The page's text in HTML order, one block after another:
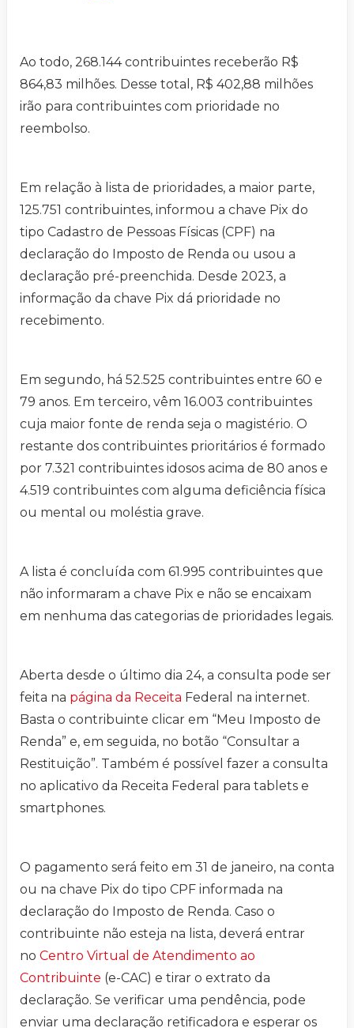
Ao todo, 268.144 contribuintes receberão R$
864,83 milhões. Desse total, R$ 402,88 milhões
irão para contribuintes com prioridade no
reembolso.
Em relação à lista de prioridades, a maior parte,
125.751 contribuintes, informou a chave Pix do
tipo Cadastro de Pessoas Físicas (CPF) na
declaração do Imposto de Renda ou usou a
declaração pré-preenchida. Desde 2023, a
informação da chave Pix dá prioridade no
recebimento.
Em segundo, há 52.525 contribuintes entre 60 e
79 anos. Em terceiro, vêm 16.003 contribuintes
cuja maior fonte de renda seja o magistério. O
restante dos contribuintes prioritários é formado
por 7.321 contribuintes idosos acima de 80 anos e
4.519 contribuintes com alguma deficiência física
ou mental ou moléstia grave.
A lista é concluída com 61.995 contribuintes que
não informaram a chave Pix e não se encaixam
em nenhuma das categorias de prioridades legais.
Aberta desde o último dia 24, a consulta pode ser
feita na página da Receita Federal na internet.
Basta o contribuinte clicar em “Meu Imposto de
Renda” e, em seguida, no botão “Consultar a
Restituição”. Também é possível fazer a consulta
no aplicativo da Receita Federal para tablets e
smartphones.
O pagamento será feito em 31 de janeiro, na conta
ou na chave Pix do tipo CPF informada na
declaração do Imposto de Renda. Caso o
contribuinte não esteja na lista, deverá entrar
no Centro Virtual de Atendimento ao
Contribuinte (e-CAC) e tirar o extrato da
declaração. Se verificar uma pendência, pode
enviar uma declaração retificadora e esperar os